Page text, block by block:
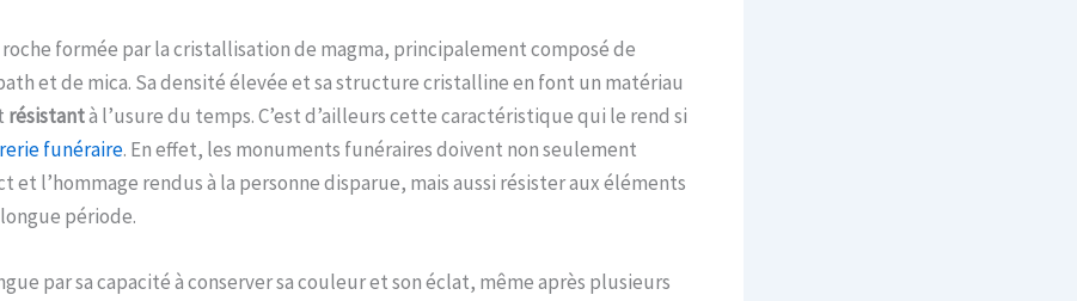
formée par la cristallisation de magma, principalement composé de
et de mica. Sa densité élevée et sa structure cristalline en font un matériau
résistantà l’usure du temps. C’est d’ailleurs cette caractéristique qui le rend si
funéraire. En effet, les monuments funéraires doivent non seulement
et l’hommage rendus à la personne disparue, mais aussi résister aux éléments
période.
par sa capacité à conserver sa couleur et son éclat, même après plusieurs